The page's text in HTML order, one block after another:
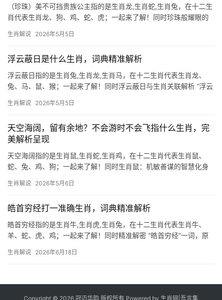
（珍珠）美不可挡贵族公主指的是生肖龙,生肖蛇,生肖兔，在十二生
肖代表生肖龙、狗、鸡、蛇、虎；一起来了解！同时珍珠般耀眼的
合，龙自古为帝王象征，女子属龙者多自带贵气，宛如珍珠蒙尘亦
生肖解说 2026年5月5日
浮云蔽日是什么生肖，词典精准解析
浮云蔽日指的是生肖兔,生肖龙,生肖马，在十二生肖代表生肖龙、
兔、马、鼠、猴；一起来了解！同时浮云蔽日与生肖关联解析 “浮云
在生肖文化中，此象多对应生肖龙与生肖兔，2026年流年丙午，火
生肖解说 2026年5月5日
天空海阔，留有余地？不会游时不会飞指什么生肖，完
美解析呈现
天空海阔指的是生肖鼠,生肖蛇,生肖鸡，在十二生肖代表生肖鼠、
蛇、兔、鸡、狗；一起来了解！同时生肖鼠：机敏善谋的智慧化身
脑化险为夷，民间谓其“子神”，象征机变与储备之力，上半年逢“天
生肖解说 2026年5月6日
皓首穷经打一准确生肖，词典精准解析
皓首穷经指的是生肖牛,生肖虎,生肖兔，在十二生肖代表生肖牛、
羊、蛇、虎、鸡；一起来了解！同时精准解密 “皓首穷经”一词，原
牛性勤勉，一生耕耘不辍，恰如学者伏案至老；且牛在十二地支中
生肖解说 2026年6月18日
Copyright © 2026 冠迈华韵 版权所有 Powered by 生肖网 吾言集